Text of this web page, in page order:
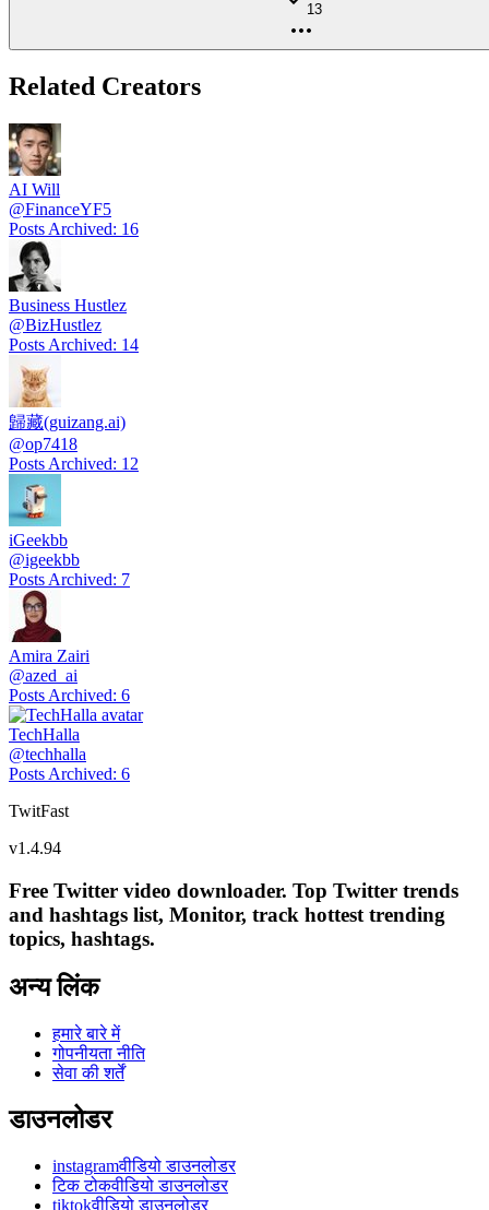
13
Related Creators
AI Will
@FinanceYF5
Posts Archived: 16
Business Hustlez
@BizHustlez
Posts Archived: 14
歸藏(guizang.ai)
@op7418
Posts Archived: 12
iGeekbb
@igeekbb
Posts Archived: 7
Amira Zairi
@azed_ai
Posts Archived: 6
TechHalla
@techhalla
Posts Archived: 6
TwitFast
v1.4.94
Free Twitter video downloader. Top Twitter trends
and hashtags list, Monitor, track hottest trending
topics, hashtags.
अन्य लिंक
हमारे बारे में
गोपनीयता नीति
सेवा की शर्तें
डाउनलोडर
instagramवीडियो डाउनलोडर
टिक टोकवीडियो डाउनलोडर
tiktokवीडियो डाउनलोडर